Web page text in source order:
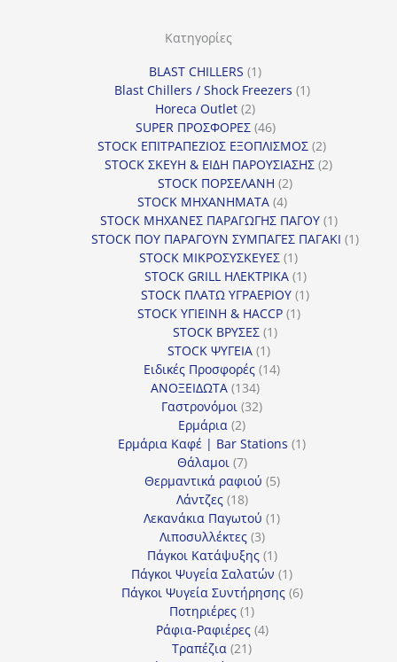
Κατηγορίες
BLAST CHILLERS 11
προϊόν
Blast Chillers / Shock Freezers 11
Horeca Outlet 22
προϊόντα
SUPER ΠΡΟΣΦΟΡΕΣ 4646
προϊόντα
STOCK ΕΠΙΤΡΑΠΕΖΙΟΣ ΕΞΟΠΛΙΣΜΟΣ 22
προϊόντα
STOCK ΣΚΕΥΗ & ΕΙΔΗ ΠΑΡΟΥΣΙΑΣΗΣ 22
STOCK ΠΟΡΣΕΛΑΝΗ 22
STOCK ΜΗΧΑΝΗΜΑΤΑ 44
προϊόντα
STOCK ΜΗΧΑΝΕΣ ΠΑΡΑΓΩΓΗΣ ΠΑΓΟΥ 11
προϊόν
STOCK ΠΟΥ ΠΑΡΑΓΟΥΝ ΣΥΜΠΑΓΕΣ ΠΑΓΑΚΙ 11
STOCK ΜΙΚΡΟΣΥΣΚΕΥΕΣ 11
προϊόν
STOCK GRILL ΗΛΕΚΤΡΙΚΑ 11
προϊόν
STOCK ΠΛΑΤΩ ΥΓΡΑΕΡΙΟΥ 11
STOCK ΥΓΙΕΙΝΗ & HACCP 11
STOCK ΒΡΥΣΕΣ 11
STOCK ΨΥΓΕΙΑ 11
προϊόν
Ειδικές Προσφορές 1414
ΑΝΟΞΕΙΔΩΤΑ 134134
προϊόντα
Γαστρονόμοι 3232
Ερμάρια 22
προϊόντα
Ερμάρια Καφέ | Bar Stations 11
Θάλαμοι 77
προϊόντα
Θερμαντικά ραφιού 55
Λάντζες 1818
προϊόντα
Λεκανάκια Παγωτού 11
Λιποσυλλέκτες 33
προϊόντα
Πάγκοι Κατάψυξης 11
προϊόν
Πάγκοι Ψυγεία Σαλατών 11
προϊόν
Πάγκοι Ψυγεία Συντήρησης 66
Ποτηριέρες 11
προϊόν
Ράφια-Ραφιέρες 44
Τραπέζια 2121